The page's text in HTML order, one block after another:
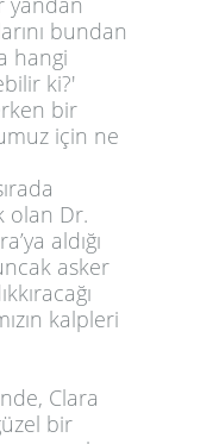
bundan
hangi
ki?'
bir
için ne
olan Dr.
aldığı
asker
kalpleri
Clara
bir